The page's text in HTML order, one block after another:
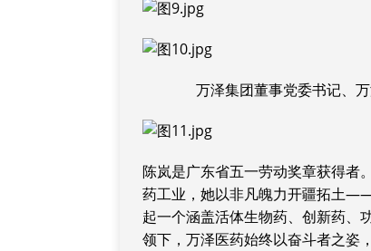
万泽集团董事党委书记、
陈岚是广东省五一劳动奖章获得者
药工业，她以非凡魄力开疆拓土
起一个涵盖活体生物药、创新药、
领下，万泽医药始终以奋斗者之姿